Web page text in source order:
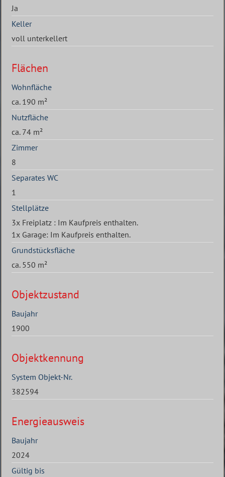
Ja
Keller
voll unterkellert
Flächen
Wohnfläche
ca. 190 m²
Nutzfläche
ca. 74 m²
Zimmer
8
Separates WC
1
Stellplätze
3x Freiplatz : Im Kaufpreis enthalten.
1x Garage: Im Kaufpreis enthalten.
Grundstücksfläche
ca. 550 m²
Objektzustand
Baujahr
1900
Objektkennung
System Objekt-Nr.
382594
Energieausweis
Baujahr
2024
Gültig bis